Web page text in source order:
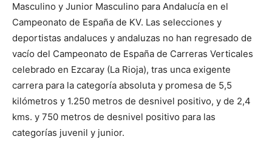
Masculino y Junior Masculino para Andalucía en el
Campeonato de España de KV. Las selecciones y
deportistas andaluces y andaluzas no han regresado de
vacío del Campeonato de España de Carreras Verticales
celebrado en Ezcaray (La Rioja), tras unca exigente
carrera para la categoría absoluta y promesa de 5,5
kilómetros y 1.250 metros de desnivel positivo, y de 2,4
kms. y 750 metros de desnivel positivo para las
categorías juvenil y junior.